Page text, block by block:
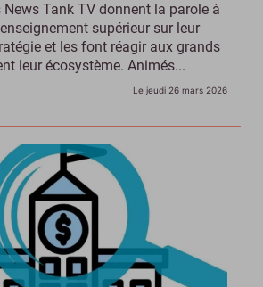
News Tank TV donnent la parole à
supérieur sur leur
et les font réagir aux grands
leur écosystème. Animés...
Le jeudi 26 mars 2026